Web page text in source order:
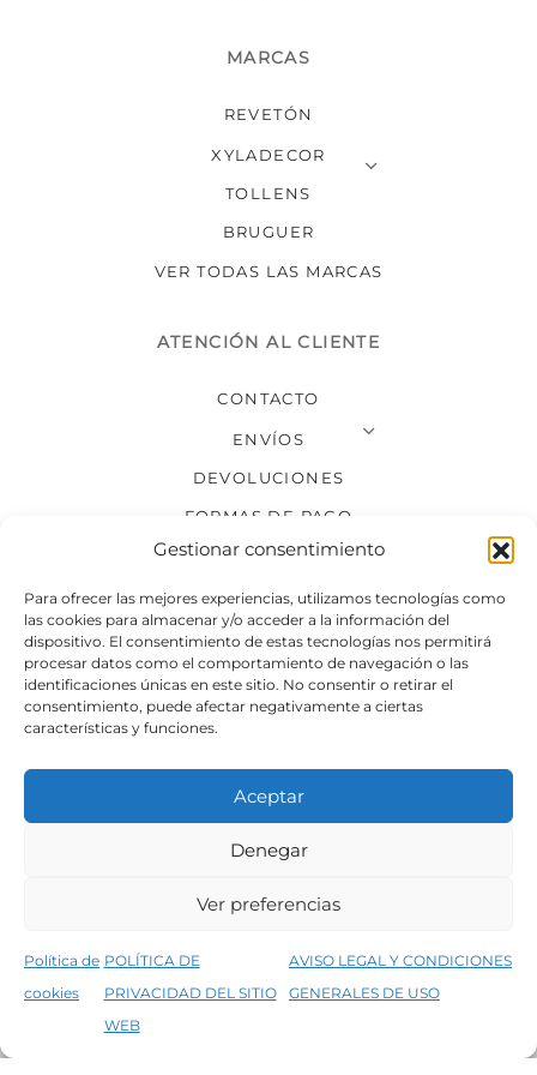
Gestionar consentimiento
Para ofrecer las mejores experiencias, utilizamos tecnologías como
las cookies para almacenar y/o acceder a la información del
dispositivo. El consentimiento de estas tecnologías nos permitirá
procesar datos como el comportamiento de navegación o las
identificaciones únicas en este sitio. No consentir o retirar el
consentimiento, puede afectar negativamente a ciertas
características y funciones.
Aceptar
Denegar
Ver preferencias
Política de
cookies
POLÍTICA DE
PRIVACIDAD DEL SITIO
WEB
AVISO LEGAL Y CONDICIONES
GENERALES DE USO
5% de descuento en tu primera compra, utiliza el código PRIMERACOMPRA
MARCAS
REVETÓN
XYLADECOR
TOLLENS
BRUGUER
VER TODAS LAS MARCAS
ATENCIÓN AL CLIENTE
CONTACTO
ENVÍOS
DEVOLUCIONES
FORMAS DE PAGO
SÍGUENOS
Condiciones generales de venta
Política de privacidad del sitio web
©2026 Decopintur- todos los derechos